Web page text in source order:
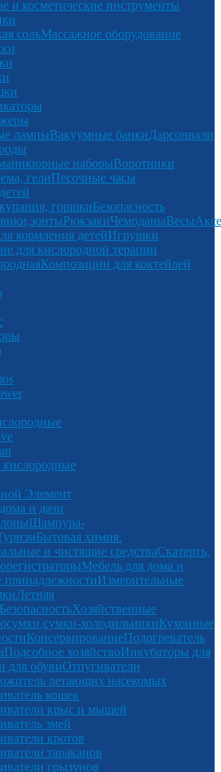
и косметические инструменты
сольМассажное оборудование
лампыВакуумные банкиДарсонвали
наборыВоротники
гелиПесочные часы
горшкиБезопасность
РюкзакиЧемоданыВесы
кормления детейИгрушки
для кислородной терапии
Композиции для коктейлей
Элемент
и дачи
Шампура-
Бытовая химия.
и чистящие средстваСкатерть,
Мебель для дома и
Измерительные
Летняя
БезопасностьХозяйственные
холодильникиКухонные
КонсервированиеПодогреватель
Подсобное хозяйствоИнкубаторы для
для обувиОтпугиватели
летающих насекомых
кошек
крыс и мышей
змей
кротов
тараканов
грызунов